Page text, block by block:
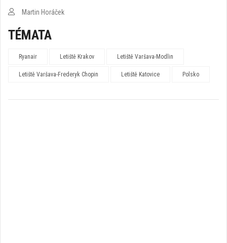
Martin Horáček
TÉMATA
Ryanair Letiště Krakov Letiště Varšava-Modlin
Letiště Varšava-Frederyk Chopin Letiště Katovice Polsko